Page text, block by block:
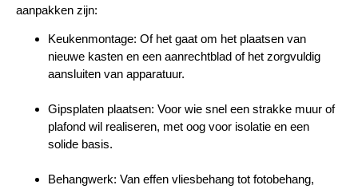
aanpakken zijn:
Keukenmontage: Of het gaat om het plaatsen van
nieuwe kasten en een aanrechtblad of het zorgvuldig
aansluiten van apparatuur.
Gipsplaten plaatsen: Voor wie snel een strakke muur of
plafond wil realiseren, met oog voor isolatie en een
solide basis.
Behangwerk: Van effen vliesbehang tot fotobehang,